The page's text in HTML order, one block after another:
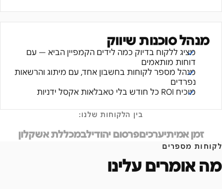
מנהל סוכנות שיווק
מציג ללקוח בדיוק כמה לידים הקמפיין הביא — עם
דוחות מותאמים
מנהל מספר לקוחות בחשבון אחד, עם מיתוג והרשאות
נפרדים
מוכיח ROI כל חודש בלי טאבלאות אקסל ידניות
בין הלקוחות שלנו:
זמן אמיתיערכיםפרסום יהודילבמכללת אשקלון
לקוחות מספרים
מה אומרים עלינו